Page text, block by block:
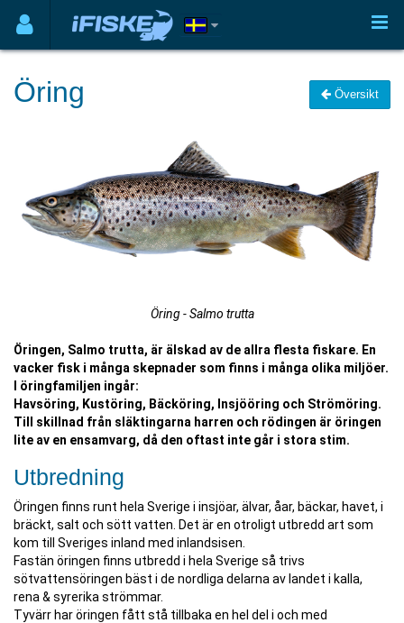
Öring Översikt
Öring - Salmo trutta
Öringen, Salmo trutta, är älskad av de allra flesta fiskare. En
vacker fisk i många skepnader som finns i många olika miljöer.
I öringfamiljen ingår:
Havsöring, Kustöring, Bäcköring, Insjööring och Strömöring.
Till skillnad från släktingarna harren och rödingen är öringen
lite av en ensamvarg, då den oftast inte går i stora stim.
Utbredning
Öringen finns runt hela Sverige i insjöar, älvar, åar, bäckar, havet, i
bräckt, salt och sött vatten. Det är en otroligt utbredd art som
kom till Sveriges inland med inlandsisen.
Fastän öringen finns utbredd i hela Sverige så trivs
sötvattensöringen bäst i de nordliga delarna av landet i kalla,
rena & syrerika strömmar.
Tyvärr har öringen fått stå tillbaka en hel del i och med